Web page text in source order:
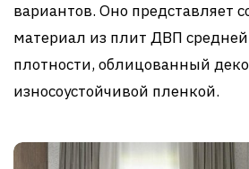
вариантов. Оно представляет
материал из плит ДВП
плотности, облицованный
износоустойчивой пленкой.